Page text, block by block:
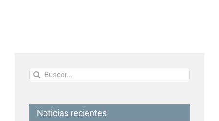
Buscar:
Noticias recientes